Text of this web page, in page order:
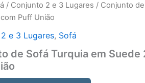
/ Conjunto 2 e 3 Lugares / Conjunto
Puff União
e 3 Lugares, Sofá
de Sofá Turquia em Suede